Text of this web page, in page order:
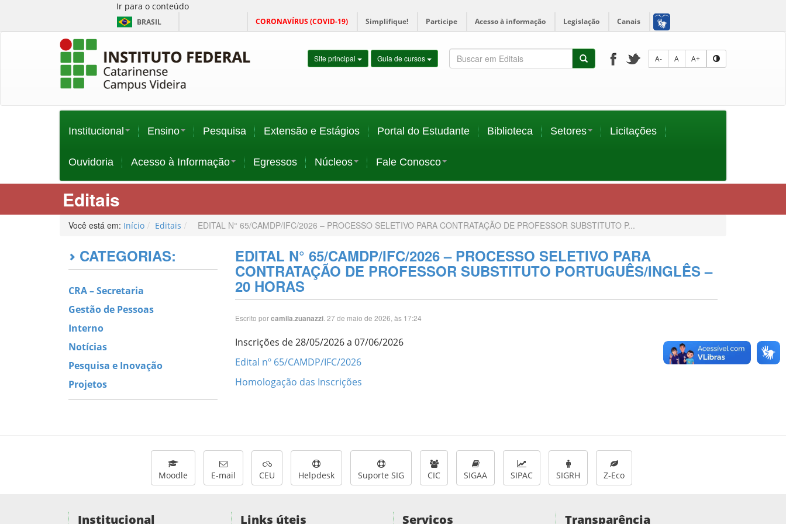
Ir para o conteúdo
BRASIL CORONAVÍRUS (COVID-19) Simplifique! Participe Acesso à informação Legislação Canais
Site principal Guia de cursos A- A A+
Institucional Ensino Pesquisa Extensão e Estágios Portal do Estudante Biblioteca Setores Licitações
Ouvidoria Acesso à Informação Egressos Núcleos Fale Conosco
Editais
Você está em: Início Editais EDITAL N° 65/CAMDP/IFC/2026 – PROCESSO SELETIVO PARA CONTRATAÇÃO DE PROFESSOR SUBSTITUTO P...
CATEGORIAS:
CRA – Secretaria
Gestão de Pessoas
Interno
Notícias
Pesquisa e Inovação
Projetos
EDITAL N° 65/CAMDP/IFC/2026 – PROCESSO SELETIVO PARA
CONTRATAÇÃO DE PROFESSOR SUBSTITUTO PORTUGUÊS/INGLÊS –
20 HORAS
Escrito porcamila.zuanazzi . 27 de maio de 2026, às 17:24
Inscrições de 28/05/2026 a 07/06/2026
Edital nº 65/CAMDP/IFC/2026
Homologação das Inscrições
Moodle E-mail CEU Helpdesk Suporte SIG CIC SIGAA SIPAC SIGRH Z-Eco
Institucional Links úteis Serviços Transparência